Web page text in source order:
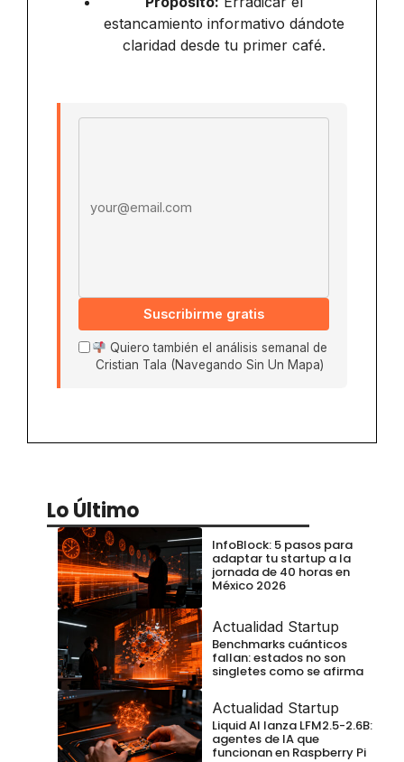
estancamiento informativo dándote
claridad desde tu primer café.
Suscribirme gratis
Quiero también el análisis semanal de
Cristian Tala (Navegando Sin Un Mapa)
Lo Último
InfoBlock: 5 pasos para
adaptar tu startup a la
jornada de 40 horas en
México 2026
Actualidad Startup
Benchmarks cuánticos
fallan: estados no son
singletes como se afirma
Actualidad Startup
Liquid AI lanza LFM2.5-2.6B:
agentes de IA que
funcionan en Raspberry Pi